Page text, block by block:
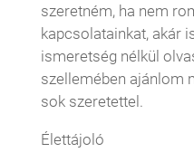
szeretném, ha nem
kapcsolatainkat, akár
ismeretség nélkül
szellemében ajánlom
sok szeretettel.
Élettájoló